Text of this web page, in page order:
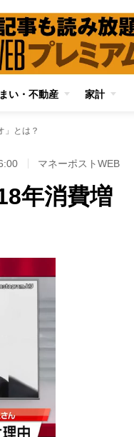
い・不動産 家計
」とは？
マネーポストWEB
年消費増